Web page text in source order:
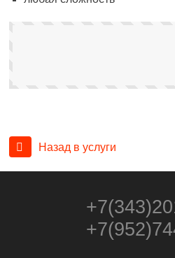
Назад в услуги